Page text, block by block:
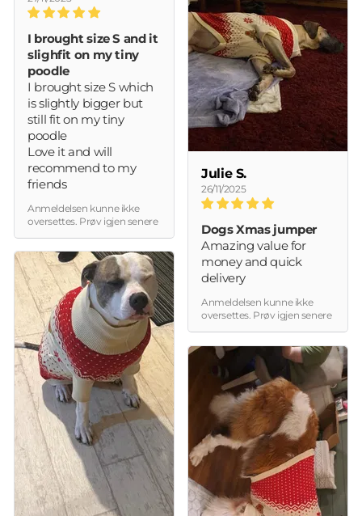
I brought size S and it
slighfit on my tiny
poodle
I brought size S which
is slightly bigger but
still fit on my tiny
poodle
Love it and will
recommend to my
friends
Anmeldelsen kunne ikke
oversettes. Prøv igjen senere
26/11/2025
Julie S.
Dogs Xmas jumper
Amazing value for
money and quick
delivery
Anmeldelsen kunne ikke
oversettes. Prøv igjen senere